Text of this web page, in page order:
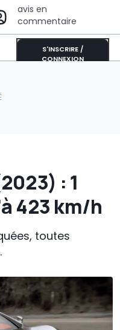
avis en
commentaire
S'INSCRIRE /
CONNEXION
: 1
423 km/h
toutes